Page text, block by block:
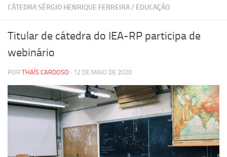
Página Inicial
Inscrição
Pesquisa
Grupos de Estudo
Carreira Docente de Impacto
Ciência, Arte, Educação e Sociedade: CienArtES
CÁTEDRA SÉRGIO HENRIQUE FERREIRA/ EDUCAÇÃO
Titular de cátedra do IEA-RP participa de
webinário
POR THAÍS CARDOSO · 12 DE MAIO DE 2020